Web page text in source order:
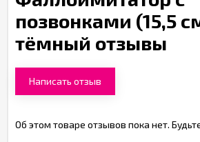
позвонками (15,5
тёмный отзывы
Написать отзыв
Об этом товаре отзывов пока нет.